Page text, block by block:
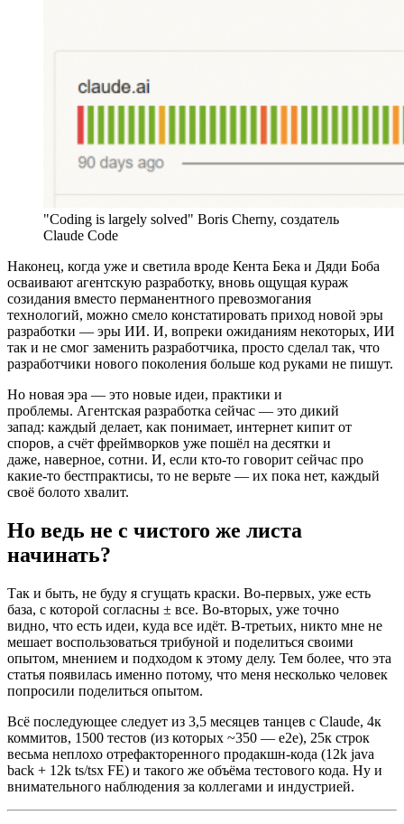
"Coding is largely solved" Boris Cherny, создатель
Claude Code
Наконец, когда уже и светила вроде Кента Бека и Дяди Боба
осваивают агентскую разработку, вновь ощущая кураж
созидания вместо перманентного превозмогания
технологий, можно смело констатировать приход новой эры
разработки — эры ИИ. И, вопреки ожиданиям некоторых, ИИ
так и не смог заменить разработчика, просто сделал так, что
разработчики нового поколения больше код руками не пишут.
Но новая эра — это новые идеи, практики и
проблемы. Агентская разработка сейчас — это дикий
запад: каждый делает, как понимает, интернет кипит от
споров, а счёт фреймворков уже пошёл на десятки и
даже, наверное, сотни. И, если кто-то говорит сейчас про
какие-то бестпрактисы, то не верьте — их пока нет, каждый
своё болото хвалит.
Но ведь не с чистого же листа
начинать?
Так и быть, не буду я сгущать краски. Во-первых, уже есть
база, с которой согласны ± все. Во-вторых, уже точно
видно, что есть идеи, куда все идёт. В-третьих, никто мне не
мешает воспользоваться трибуной и поделиться своими
опытом, мнением и подходом к этому делу. Тем более, что эта
статья появилась именно потому, что меня несколько человек
попросили поделиться опытом.
Всё последующее следует из 3,5 месяцев танцев с Claude, 4к
коммитов, 1500 тестов (из которых ~350 — e2e), 25к строк
весьма неплохо отрефакторенного продакшн-кода (12k java
back + 12k ts/tsx FE) и такого же объёма тестового кода. Ну и
внимательного наблюдения за коллегами и индустрией.